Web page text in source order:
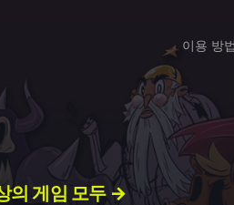
이용 방법
의 게임 모두 →